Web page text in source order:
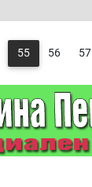
55 56 57